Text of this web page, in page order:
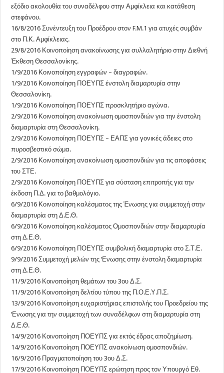
εξόδιο ακολουθία του συναδέλφου στην Αμφίκλεια και κατάθεση
στεφάνου.
16/8/2016 Συνέντευξη του Προέδρου στον F.M.1 για ατυχές συμβάν
στο Π.Κ. Αμφίκλειας.
29/8/2016 Κοινοποίηση ανακοίνωσης για συλλαλητήριο στην Διεθνή
Έκθεση Θεσσαλονίκης.
1/9/2016 Κοινοποίηση εγγραφών – διαγραφών.
1/9/2016 Κοινοποίηση ΠΟΕΥΠΣ ένστολη διαμαρτυρία στην
Θεσσαλονίκη.
1/9/2016 Κοινοποίηση ΠΟΕΥΠΣ προσκλητήριο αγώνα.
2/9/2016 Κοινοποίηση ανακοίνωση ομοσπονδιών για την ένστολη
διαμαρτυρία στη Θεσσαλονίκη.
2/9/2016 Κοινοποίηση ΠΟΕΥΠΣ – ΕΑΠΣ για γονικές άδειες στο
πυροσβεστικό σώμα.
2/9/2016 Κοινοποίηση ανακοίνωση ομοσπονδιών για τις αποφάσεις
του ΣΤΕ.
2/9/2016 Κοινοποίηση ΠΟΕΥΠΣ για σύσταση επιτροπής για την
έκδοση Π.Δ. για το βαθμολόγιο.
6/9/2016 Κοινοποίηση καλέσματος της Ένωσης για συμμετοχή στην
διαμαρτυρία στη Δ.Ε.Θ.
6/9/2016 Κοινοποίηση καλέσματος Ομοσπονδιών στην διαμαρτυρία
στη Δ.Ε.Θ.
6/9/2016 Κοινοποίηση ΠΟΕΥΠΣ συμβολική διαμαρτυρία στο Σ.Τ.Ε.
9/9/2016 Συμμετοχή μελών της ‘Ενωσης στην ένστολη διαμαρτυρία
στη Δ.Ε.Θ.
11/9/2016 Κοινοποίηση θεμάτων του 3ου Δ.Σ.
11/9/2016 Κοινοποίηση δελτίου τύπου της Π.Ο.Ε.Υ.Π.Σ.
13/9/2016 Κοινοποίηση ευχαριστήριας επιστολής του Προεδρείου της
‘Ενωσης για την συμμετοχή των συναδέλφων στη διαμαρτυρία στη
Δ.Ε.Θ.
14/9/2016 Κοινοποίηση ΠΟΕΥΠΣ για εκτός έδρας αποζημίωση.
14/9/2016 Κοινοποίηση ΠΟΕΥΠΣ ανακοίνωση ομοσπονδιών.
16/9/2016 Πραγματοποίηση του 3ου Δ.Σ.
17/9/2016 Κοινοποίηση ΠΟΕΥΠΣ ερώτηση προς τον Υπουργό Εθ.